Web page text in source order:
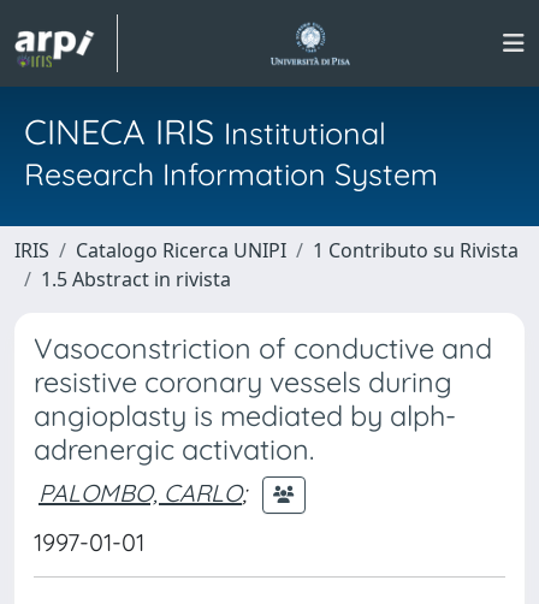
CINECA IRIS Institutional
Research Information System
IRIS Catalogo Ricerca UNIPI
1 Contributo su Rivista
1.5 Abstract in rivista
Vasoconstriction of conductive and
resistive coronary vessels during
angioplasty is mediated by alph-
adrenergic activation.
PALOMBO, CARLO;
1997-01-01